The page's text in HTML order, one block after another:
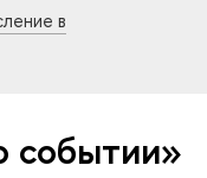
в
событии»